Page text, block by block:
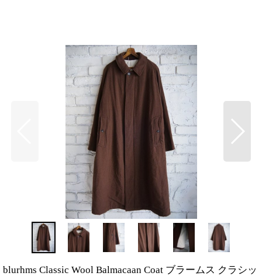
blurhms Classic Wool Balmacaan Coat ブラームス クラシッ